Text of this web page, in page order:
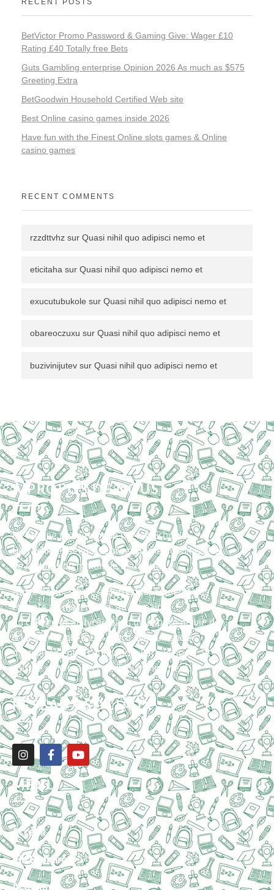
RECENT POSTS
BetVictor Promo Password & Gaming Give: Wager £10
Rating £40 Totally free Bets
Guts Gambling enterprise Opinion 2026 As much as $575
Greeting Extra
BetGoodwin Household Certified Web site
Best Online casino games inside 2026
Have fun with the Finest Online slots games & Online
casino games
RECENT COMMENTS
rzzdttvhz sur Quasi nihil quo adipisci nemo et
eticitaha sur Quasi nihil quo adipisci nemo et
exucutubukole sur Quasi nihil quo adipisci nemo et
obareoczuxu sur Quasi nihil quo adipisci nemo et
buzivinijutev sur Quasi nihil quo adipisci nemo et
À PROPOS DE NOUS
Le Groupe scolaireprivéDream School
Berrechid enseigne le programme du Ministère
de l’éducation nationale Marocain.
Notreécole, située àBerrechid,accueille vos
enfants enmaternelle, auprimaire
aucollège et aulycée dans un espace de vie de
816.25 m2 qui a été conçu avec un souci
d’équilibre entre l’éducation, l’art, le sport, la
culture et le respect de l’environnement.
RÉSEAUX SOCIAUX
MENU
Acceuil
Vie Scolaire